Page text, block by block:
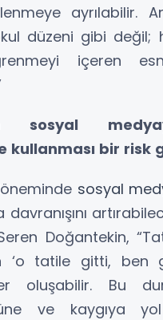
ayrılabilir.
düzeni gibi değil;
içeren
sosyal
kullanması bir risk
sosyal
davranışını
Doğantekin,
‘o tatile gitti, ben
oluşabilir. Bu
ve kaygıya